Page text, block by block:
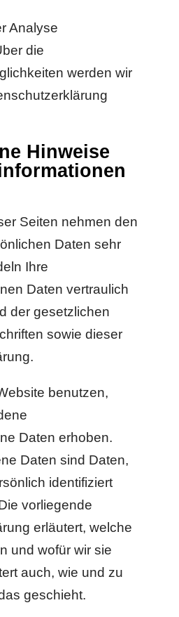
Analyse
die
werden wir
Hinweise
Seiten nehmen den
Daten sehr
Ihre
Daten vertraulich
der gesetzlichen
sowie dieser
benutzen,
Daten erhoben.
Daten sind Daten,
identifiziert
vorliegende
erläutert, welche
und wofür wir sie
auch, wie und zu
geschieht.